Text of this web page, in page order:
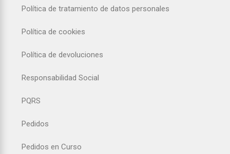
Política de tratamiento de datos personales
Política de cookies
Política de devoluciones
Responsabilidad Social
PQRS
Pedidos
Pedidos en Curso